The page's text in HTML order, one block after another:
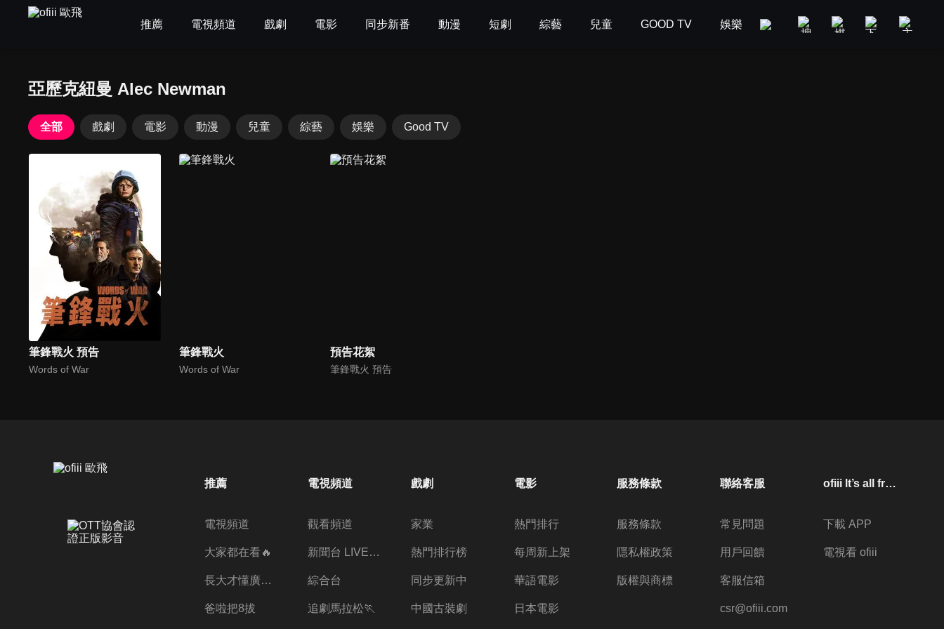
推薦 電視頻道 戲劇 電影 同步新番 動漫 短劇 綜藝 兒童 GOOD TV 娛樂 美食旅遊 新聞政論
亞歷克紐曼 Alec Newman
全部 戲劇 電影 動漫 兒童 綜藝 娛樂 Good TV
筆鋒戰火 預告
Words of War
筆鋒戰火
Words of War
預告花絮
筆鋒戰火 預告
推薦
電視頻道
大家都在看🔥
長大才懂廣志的偉大
爸啦把8拔
電視頻道
觀看頻道
新聞台 LIVE 直播
綜合台
追劇馬拉松🏃
戲劇
家業
熱門排行榜
同步更新中
中國古裝劇
電影
熱門排行
每周新上架
華語電影
日本電影
服務條款
服務條款
隱私權政策
版權與商標
聯絡客服
常見問題
用戶回饋
客服信箱
csr@ofiii.com
ofiii lt’s all free
下載 APP
電視看 ofiii